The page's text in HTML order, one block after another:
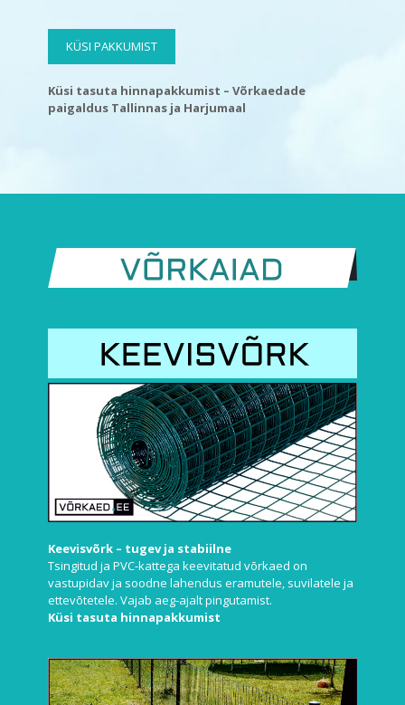
KÜSI PAKKUMIST
Küsi tasuta hinnapakkumist – Võrkaedade
paigaldus Tallinnas ja Harjumaal
Keevisvõrk – tugev ja stabiilne
Tsingitud ja PVC-kattega keevitatud võrkaed on
vastupidav ja soodne lahendus eramutele, suvilatele ja
ettevõtetele. Vajab aeg-ajalt pingutamist.
Küsi tasuta hinnapakkumist